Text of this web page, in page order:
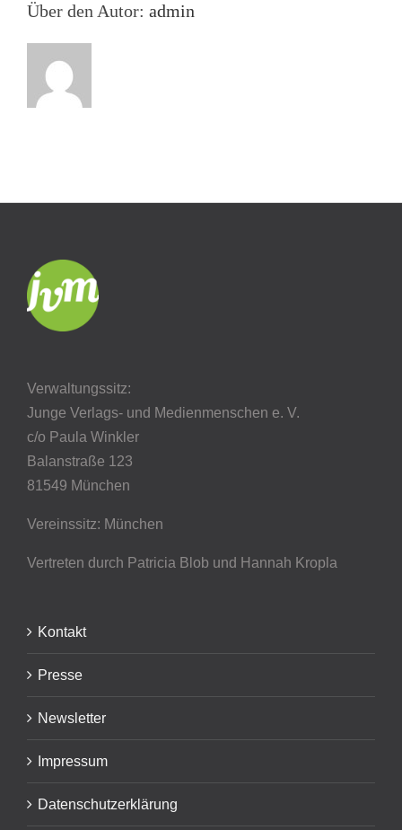
Über den Autor: admin
Verwaltungssitz:
Junge Verlags- und Medienmenschen e. V.
c/o Paula Winkler
Balanstraße 123
81549 München
Vereinssitz: München
Vertreten durch Patricia Blob und Hannah Kropla
Kontakt
Presse
Newsletter
Impressum
Datenschutzerklärung